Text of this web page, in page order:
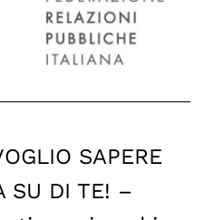
SAPERE
SU DI TE! –